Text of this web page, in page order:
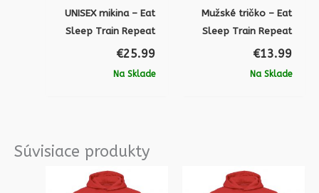
UNISEX mikina – Eat
Sleep Train Repeat
€25.99
Na Sklade
Mužské tričko – Eat
Sleep Train Repeat
€13.99
Na Sklade
Súvisiace produkty